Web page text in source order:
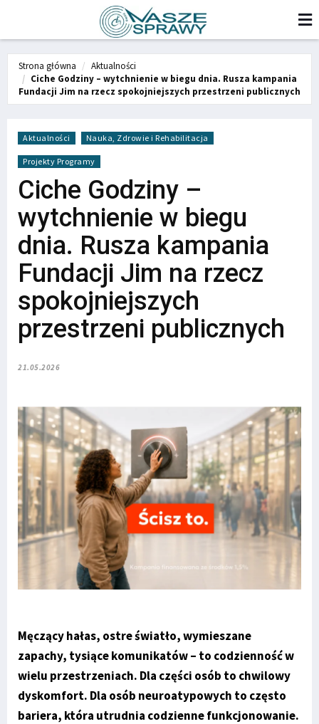
Strona główna
Aktualności
Ciche Godziny – wytchnienie w biegu dnia. Rusza kampania
Fundacji Jim na rzecz spokojniejszych przestrzeni publicznych
Aktualności Nauka, Zdrowie i Rehabilitacja
Projekty Programy
Ciche Godziny –
wytchnienie w biegu
dnia. Rusza kampania
Fundacji Jim na rzecz
spokojniejszych
przestrzeni publicznych
21.05.2026
Męczący hałas, ostre światło, wymieszane
zapachy, tysiące komunikatów – to codzienność w
wielu przestrzeniach. Dla części osób to chwilowy
dyskomfort. Dla osób neuroatypowych to często
bariera, która utrudnia codzienne funkcjonowanie.